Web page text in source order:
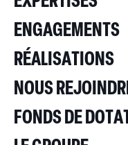
ENGAGEMENTS
RÉALISATIONS
NOUS
FONDS DE